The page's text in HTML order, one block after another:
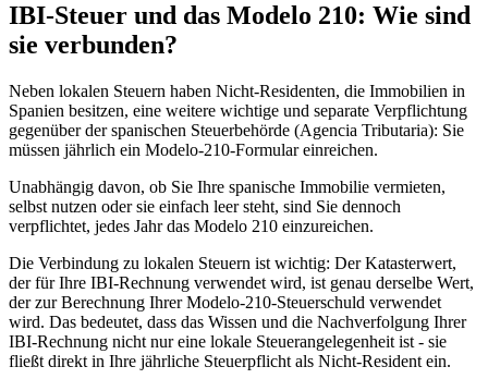
IBI-Steuer und das Modelo 210: Wie sind
sie verbunden?
Neben lokalen Steuern haben Nicht-Residenten, die Immobilien in
Spanien besitzen, eine weitere wichtige und separate Verpflichtung
gegenüber der spanischen Steuerbehörde (Agencia Tributaria): Sie
müssen jährlich ein Modelo-210-Formulareinreichen.
Unabhängig davon, ob Sie Ihre spanische Immobilie vermieten,
selbst nutzen oder sie einfach leer steht, sind Sie dennoch
verpflichtet, jedes Jahr das Modelo 210 einzureichen.
Die Verbindung zu lokalen Steuern ist wichtig: Der Katasterwert,
der für Ihre IBI-Rechnung verwendet wird, ist genau derselbe Wert,
der zur Berechnung Ihrer Modelo-210-Steuerschuld verwendet
wird. Das bedeutet, dass das Wissen und die Nachverfolgung Ihrer
IBI-Rechnung nicht nur eine lokale Steuerangelegenheit ist - sie
fließt direkt in Ihre jährliche Steuerpflicht als Nicht-Resident ein.